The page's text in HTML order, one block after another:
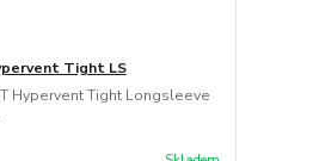
Tight LS
Hypervent Tight Longsleeve